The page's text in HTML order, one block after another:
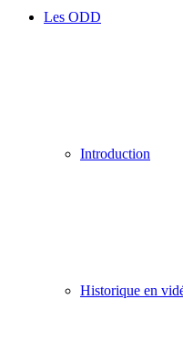
Les ODD
Introduction
Historique en